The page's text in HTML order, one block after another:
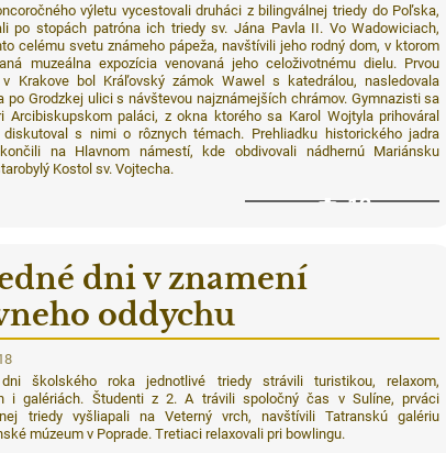
výletu vycestovali druháci z bilingválnej triedy do Poľska,
po stopách patróna ich triedy sv. Jána Pavla II. Vo Wadowiciach,
celému svetu známeho pápeža, navštívili jeho rodný dom, v ktorom
muzeálna expozícia venovaná jeho celoživotnému dielu. Prvou
v Krakove bol Kráľovský zámok Wawel s katedrálou, nasledovala
po Grodzkej ulici s návštevou najznámejších chrámov. Gymnazisti sa
Arcibiskupskom paláci, z okna ktorého sa Karol Wojtyla prihováral
s nimi o rôznych témach. Prehliadku historického jadra
na Hlavnom námestí, kde obdivovali nádhernú Mariánsku
Kostol sv. Vojtecha.
12
dni v znamení
oddychu
školského roka jednotlivé triedy strávili turistikou, relaxom,
i galériách. Študenti z 2. A trávili spoločný čas v Sulíne, prváci
triedy vyšliapali na Veterný vrch, navštívili Tatranskú galériu
múzeum v Poprade. Tretiaci relaxovali pri bowlingu.